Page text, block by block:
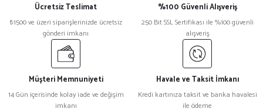
Ücretsiz Teslimat
₺1500 ve üzeri siparişlerinizde ücretsiz
gönderi imkanı
%100 Güvenli Alışveriş
250 Bit SSL Sertifikası ile %100 güvenli
alışveriş
Müşteri Memnuniyeti
14 Gün içerisinde kolay iade ve değişim
imkanı
Havale ve Taksit İmkanı
Kredi kartınıza taksit ve banka havalesi
ile ödeme